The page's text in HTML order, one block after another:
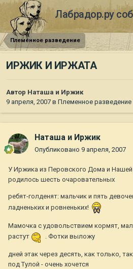
Лабрадор.ру
Племенное разведение
ИРЖИК И ИРЖАТА
Автор Наташа и Иржик
9 апреля, 2007 в Племенное разведение
Наташа и Иржик
Опубликовано 9 апреля, 2007
У Иржика из Перовского Дома и
родилось шесть очаровательных
ребят-голденят: мальчик и пять
ладненьких и ровненьких!
Мамочка с удовольствием кормят,
растут
. Фотки выложу
дней этак через десять, как только,
под Тулой - очень хочется